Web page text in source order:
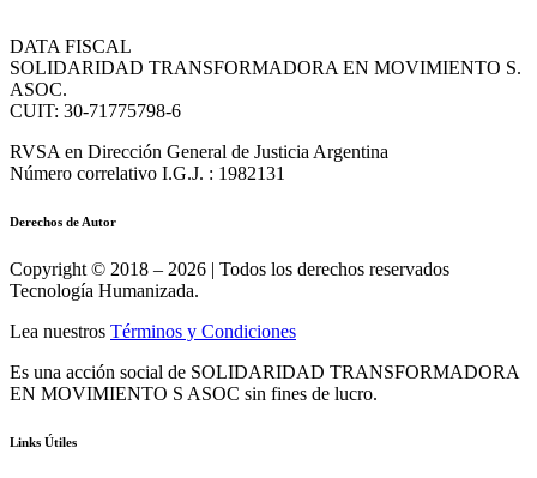
DATA FISCAL
SOLIDARIDAD TRANSFORMADORA EN MOVIMIENTO S.
ASOC.
CUIT: 30-71775798-6
RVSA en Dirección General de Justicia Argentina
Número correlativo I.G.J. : 1982131
Derechos de Autor
Copyright © 2018 – 2026 | Todos los derechos reservados
Tecnología Humanizada.
Lea nuestros Términos y Condiciones
Es una acción social de SOLIDARIDAD TRANSFORMADORA
EN MOVIMIENTO S ASOC sin fines de lucro.
Links Útiles